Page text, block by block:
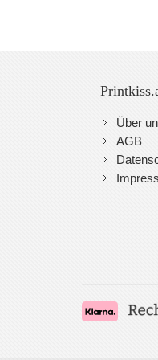
Über
AGB